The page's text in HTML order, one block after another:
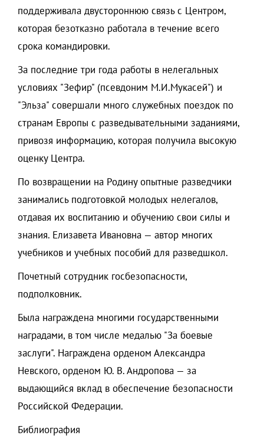
поддерживала двустороннюю связь с Центром,
которая безотказно работала в течение всего
срока командировки.
За последние три года работы в нелегальных
условиях "Зефир" (псевдоним М.И.Мукасей") и
"Эльза" совершали много служебных поездок по
странам Европы с разведывательными заданиями,
привозя информацию, которая получила высокую
оценку Центра.
По возвращении на Родину опытные разведчики
занимались подготовкой молодых нелегалов,
отдавая их воспитанию и обучению свои силы и
знания. Елизавета Ивановна — автор многих
учебников и учебных пособий для разведшкол.
Почетный сотрудник госбезопасности,
подполковник.
Была награждена многими государственными
наградами, в том числе медалью "За боевые
заслуги". Награждена орденом Александра
Невского, орденом Ю. В. Андропова — за
выдающийся вклад в обеспечение безопасности
Российской Федерации.
Библиография